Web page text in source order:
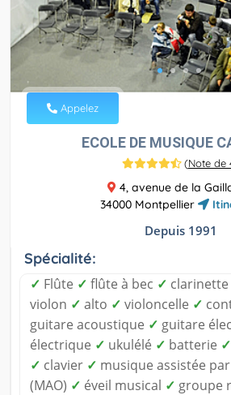
Appelez
ECOLE DE MUSIQUE
(Note de
4, avenue de la
34000 Montpellier
Depuis 1991
Spécialité:
✓ Flûte ✓ flûte à bec ✓ clarinette
violon ✓ alto ✓ violoncelle ✓
guitare acoustique ✓ guitare
électrique ✓ ukulélé ✓ batterie ✓
✓ clavier ✓ musique assistée
(MAO) ✓ éveil musical ✓ groupe